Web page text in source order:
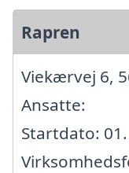
Rapren
Viekærvej 6,
Ansatte:
Startdato: